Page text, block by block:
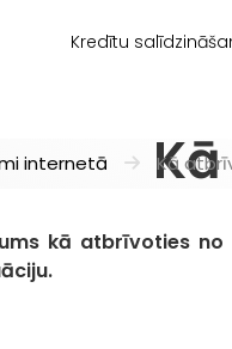
Kredītu
internetā Kā
kā atbrīvoties no